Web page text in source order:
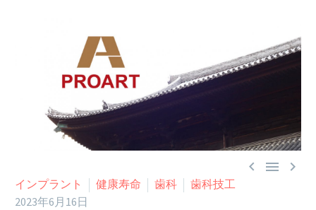
  
インプラント 健康寿命 歯科
歯科技工
2023年6月16日